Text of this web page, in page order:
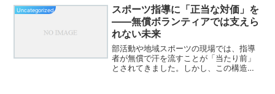
自身の現場経験や視点も重ねて書いてい
ます。最近、教育現...
Uncategorized
スポーツ指導に「正当な対価」を
――無償ボランティアでは支えら
れない未来
部活動や地域スポーツの現場では、指導
者が無償で汗を流すことが「当たり前」
とされてきました。しかし、この構造は